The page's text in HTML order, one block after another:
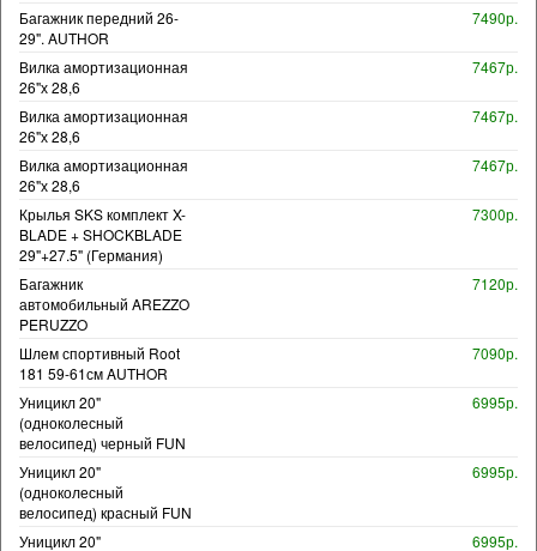
Багажник передний 26-
29". AUTHOR
7490р.
Вилка амортизационная
26"х 28,6
7467р.
Вилка амортизационная
26"х 28,6
7467р.
Вилка амортизационная
26"х 28,6
7467р.
Крылья SKS комплект X-
BLADE + SHOCKBLADE
29"+27.5" (Германия)
7300р.
Багажник
автомобильный AREZZO
PERUZZO
7120р.
Шлем спортивный Root
181 59-61см AUTHOR
7090р.
Уницикл 20"
(одноколесный
велосипед) черный FUN
6995р.
Уницикл 20"
(одноколесный
велосипед) красный FUN
6995р.
Уницикл 20"
6995р.